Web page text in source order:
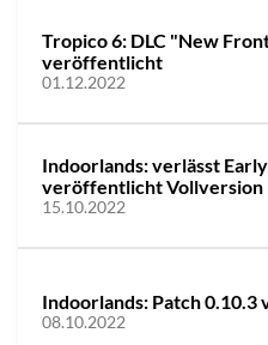
Tropico 6: DLC "New
veröffentlicht
01.12.2022
Indoorlands: verlässt
veröffentlicht Vollversion
15.10.2022
Indoorlands: Patch
08.10.2022